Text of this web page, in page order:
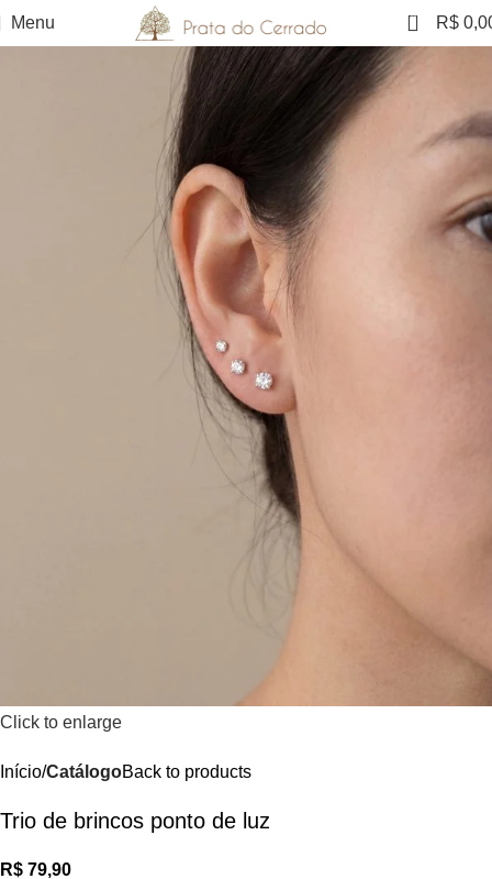
Menu 0 R$
Click to enlarge
Início CatálogoBack to products
Trio de brincos ponto de luz
R$